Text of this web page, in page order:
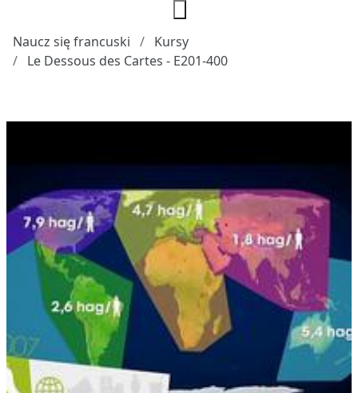
Naucz się francuski
Kursy
Le Dessous des Cartes - E201-400